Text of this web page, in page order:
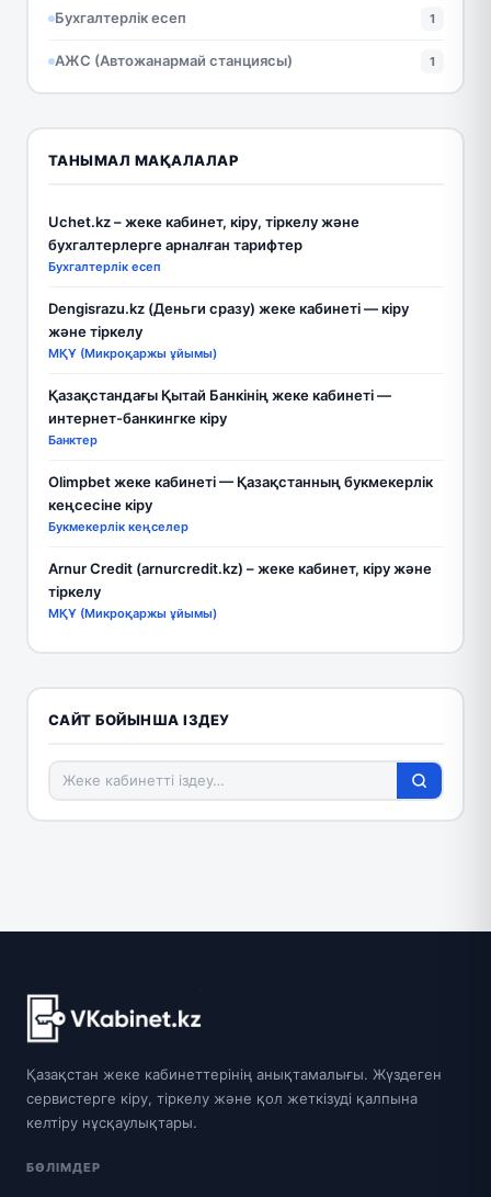
Бухгалтерлік есеп 1
АЖС (Автожанармай станциясы) 1
ТАНЫМАЛ МАҚАЛАЛАР
Uchet.kz – жеке кабинет, кіру, тіркелу және
бухгалтерлерге арналған тарифтер
Бухгалтерлік есеп
Dengisrazu.kz (Деньги сразу) жеке кабинеті — кіру
және тіркелу
МҚҰ (Микроқаржы ұйымы)
Қазақстандағы Қытай Банкінің жеке кабинеті —
интернет-банкингке кіру
Банктер
Olimpbet жеке кабинеті — Қазақстанның букмекерлік
кеңсесіне кіру
Букмекерлік кеңселер
Arnur Credit (arnurcredit.kz) – жеке кабинет, кіру және
тіркелу
МҚҰ (Микроқаржы ұйымы)
САЙТ БОЙЫНША ІЗДЕУ
Қазақстан жеке кабинеттерінің анықтамалығы. Жүздеген
сервистерге кіру, тіркелу және қол жеткізуді қалпына
келтіру нұсқаулықтары.
БӨЛІМДЕР